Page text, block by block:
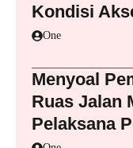
Kondisi
One
Menyoal
Ruas Jalan
Pelaksana